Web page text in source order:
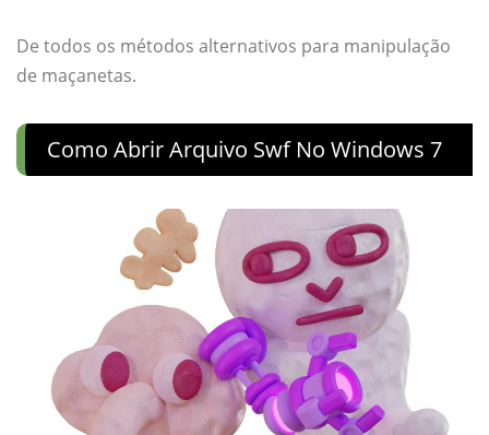
De todos os métodos alternativos para manipulação
de maçanetas.
Como Abrir Arquivo Swf No Windows 7